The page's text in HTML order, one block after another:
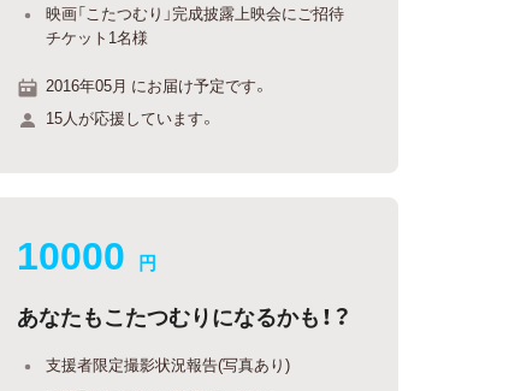
映画「こたつむり」完成披露上映会にご招待
チケット1名様
2016年05月 にお届け予定です。
15人が応援しています。
10000 円
あなたもこたつむりになるかも！？
支援者限定撮影状況報告(写真あり)